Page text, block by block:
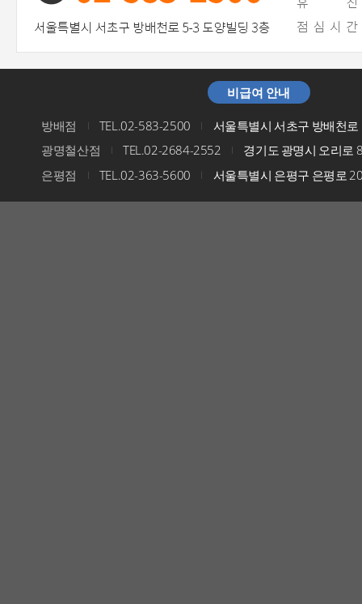
비급여 안내
방배점 I TEL.02-583-2500 I
서울특별시 서초구 방배천
광명철산점
I TEL.02-2684-2552 I
경기도 광명시 오리로
은평점
I TEL.02-363-5600 I 서울특별시 은평구 은평로